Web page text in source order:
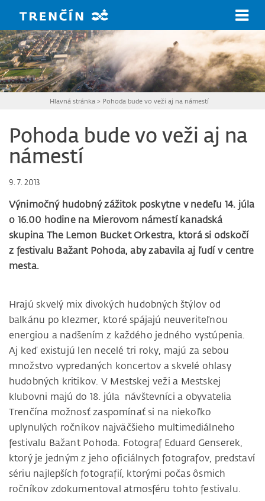
Hlavná stránka > Pohoda bude vo veži aj na námestí
Pohoda bude vo veži aj na
námestí
9. 7. 2013
Výnimočný hudobný zážitok poskytne v nedeľu 14. júla
o 16.00 hodine na Mierovom námestí kanadská
skupina The Lemon Bucket Orkestra, ktorá si odskočí
z festivalu Bažant Pohoda, aby zabavila aj ľudí v centre
mesta.
Hrajú skvelý mix divokých hudobných štýlov od
balkánu po klezmer, ktoré spájajú neuveriteľnou
energiou a nadšením z každého jedného vystúpenia.
Aj keď existujú len necelé tri roky, majú za sebou
množstvo vypredaných koncertov a skvelé ohlasy
hudobných kritikov. V Mestskej veži a Mestskej
klubovni majú do 18. júla návštevníci a obyvatelia
Trenčína možnosť zaspomínať si na niekoľko
uplynulých ročníkov najväčšieho multimediálneho
festivalu Bažant Pohoda. Fotograf Eduard Genserek,
ktorý je jedným z jeho oficiálnych fotografov, predstaví
sériu najlepších fotografií, ktorými počas ôsmich
ročníkov zdokumentoval atmosféru tohto festivalu.